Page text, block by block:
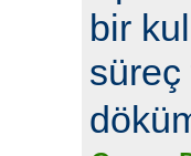
bir
süreç